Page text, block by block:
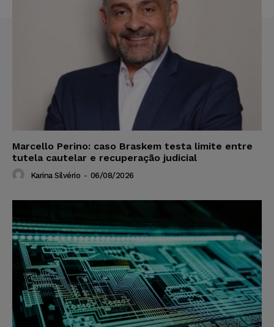
Marcello Perino: caso Braskem testa limite entre
tutela cautelar e recuperação judicial
Karina Silvério - 06/08/2026